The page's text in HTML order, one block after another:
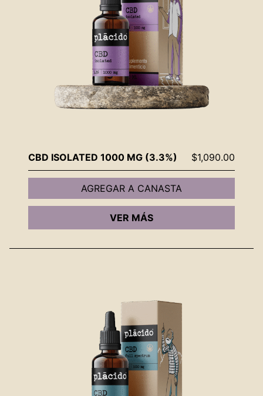
CBD ISOLATED 1000 MG (3.3%) $1,090.00
AGREGAR A CANASTA
VER MÁS